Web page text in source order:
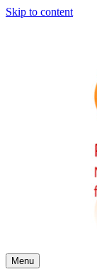
Skip to content
Menu